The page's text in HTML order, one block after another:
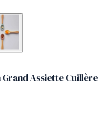
Assiette Cuillère